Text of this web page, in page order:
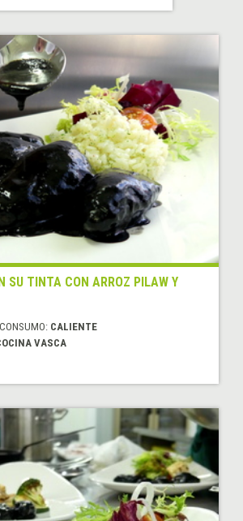
SU TINTA CON ARROZ PILAW Y
CALIENTE
VASCA